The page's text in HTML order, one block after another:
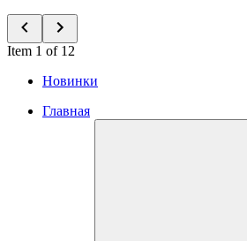
Item 1 of 12
Новинки
Главная